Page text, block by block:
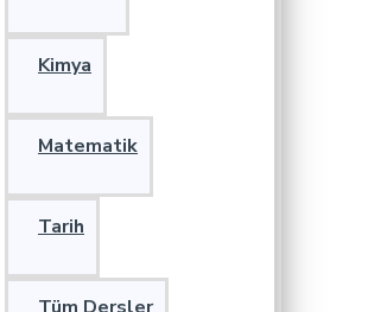
Kimya
Matematik
Tarih